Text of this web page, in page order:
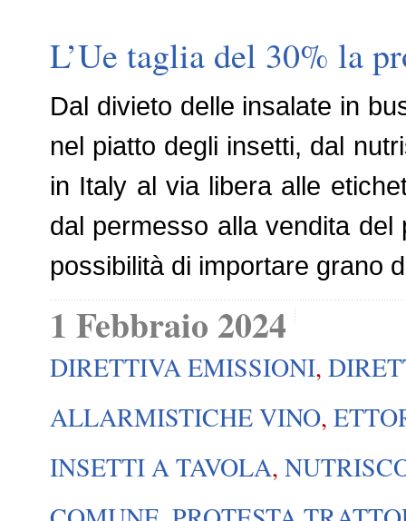
L’Ue taglia del 30% la
Dal divieto delle insalate in
nel piatto degli insetti, dal
in Italy al via libera alle
dal permesso alla vendita
possibilità di importare grano
1 Febbraio 2024
DIRETTIVA EMISSIONI,
ALLARMISTICHE VINO,
INSETTI A TAVOLA,